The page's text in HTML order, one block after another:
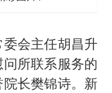
会主任胡昌升
所联系服务的
长樊锦诗。新